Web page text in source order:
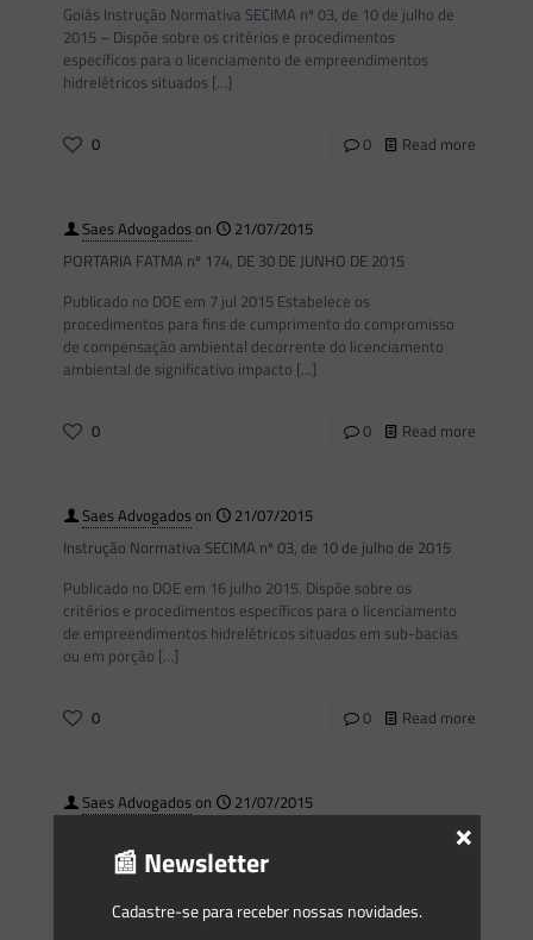
Goiás Instrução Normativa SECIMA nº 03, de 10 de julho de
2015 – Dispõe sobre os critérios e procedimentos
específicos para o licenciamento de empreendimentos
hidrelétricos situados […]
0 0 Read more
Saes Advogadoson
21/07/2015
PORTARIA FATMA nº 174, DE 30 DE JUNHO DE 2015
Publicado no DOE em 7 jul 2015 Estabelece os
procedimentos para fins de cumprimento do compromisso
de compensação ambiental decorrente do licenciamento
ambiental de significativo impacto […]
0 0 Read more
Saes Advogadoson
21/07/2015
Instrução Normativa SECIMA nº 03, de 10 de julho de 2015
Publicado no DOE em 16 julho 2015. Dispõe sobre os
critérios e procedimentos específicos para o licenciamento
de empreendimentos hidrelétricos situados em sub-bacias
ou em porção […]
0 0 Read more
Saes Advogadoson
21/07/2015
MINISTÉRIO DO MEIO AMBIENTE GABINETE DO MINISTRO
DE ESTADO DO MEIO AMBIENTE, INTERINO, no uso[…]
📰 Newsletter
Cadastre-se para receber nossas novidades.
×